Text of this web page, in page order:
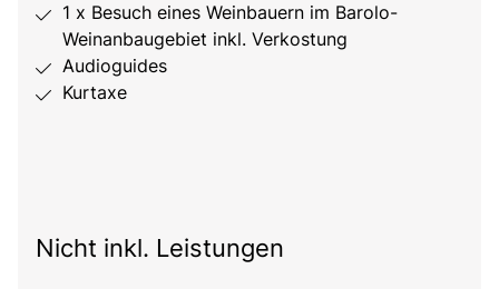
1 x Besuch eines Weinbauern im Barolo-
Weinanbaugebiet inkl. Verkostung
Audioguides
Kurtaxe
Nicht inkl. Leistungen